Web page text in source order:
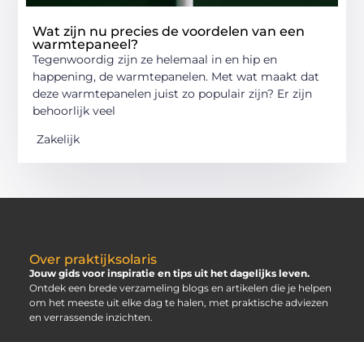
Wat zijn nu precies de voordelen van een
warmtepaneel?
Tegenwoordig zijn ze helemaal in en hip en
happening, de warmtepanelen. Met wat maakt dat
deze warmtepanelen juist zo populair zijn? Er zijn
behoorlijk veel
Zakelijk
Over praktijksolaris
Jouw gids voor inspiratie en tips uit het dagelijks leven.
Ontdek een brede verzameling blogs en artikelen die je helpen
om het meeste uit elke dag te halen, met praktische adviezen
en verrassende inzichten.